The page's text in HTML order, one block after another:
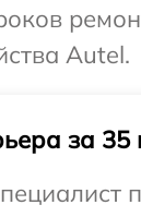
Autel.
за 35